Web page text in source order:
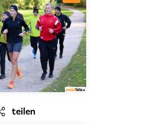
teilen